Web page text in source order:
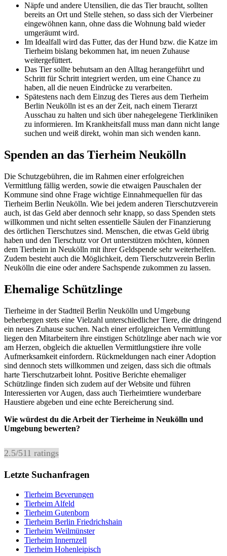
Näpfe und andere Utensilien, die das Tier braucht, sollten
bereits an Ort und Stelle stehen, so dass sich der Vierbeiner
eingewöhnen kann, ohne dass die Wohnung bald wieder
umgeräumt wird.
Im Idealfall wird das Futter, das der Hund bzw. die Katze im
Tierheim bislang bekommen hat, im neuen Zuhause
weitergefüttert.
Das Tier sollte behutsam an den Alltag herangeführt und
Schritt für Schritt integriert werden, um eine Chance zu
haben, all die neuen Eindrücke zu verarbeiten.
Spätestens nach dem Einzug des Tieres aus dem Tierheim
Berlin Neukölln ist es an der Zeit, nach einem Tierarzt
Ausschau zu halten und sich über nahegelegene Tierkliniken
zu informieren. Im Krankheitsfall muss man dann nicht lange
suchen und weiß direkt, wohin man sich wenden kann.
Spenden an das Tierheim Neukölln
Die Schutzgebühren, die im Rahmen einer erfolgreichen
Vermittlung fällig werden, sowie die etwaigen Pauschalen der
Kommune sind ohne Frage wichtige Einnahmequellen für das
Tierheim Berlin Neukölln. Wie bei jedem anderen Tierschutzverein
auch, ist das Geld aber dennoch sehr knapp, so dass Spenden stets
willkommen und nicht selten essentielle Säulen der Finanzierung
des örtlichen Tierschutzes sind. Menschen, die etwas Geld übrig
haben und den Tierschutz vor Ort unterstützen möchten, können
dem Tierheim in Neukölln mit ihrer Geldspende sehr weiterhelfen.
Zudem besteht auch die Möglichkeit, dem Tierschutzverein Berlin
Neukölln die eine oder andere Sachspende zukommen zu lassen.
Ehemalige Schützlinge
Tierheime in der Stadtteil Berlin Neukölln und Umgebung
beherbergen stets eine Vielzahl unterschiedlicher Tiere, die dringend
ein neues Zuhause suchen. Nach einer erfolgreichen Vermittlung
liegen den Mitarbeitern ihre einstigen Schützlinge aber nach wie vor
am Herzen, obgleich die aktuellen Vermittlungstiere ihre volle
Aufmerksamkeit einfordern. Rückmeldungen nach einer Adoption
sind dennoch stets willkommen und zeigen, dass sich die oftmals
harte Tierschutzarbeit lohnt. Positive Berichte ehemaliger
Schützlinge finden sich zudem auf der Website und führen
Interessierten vor Augen, dass auch Tierheimtiere wunderbare
Haustiere abgeben und eine echte Bereicherung sind.
Wie würdest du die Arbeit der Tierheime in Neukölln und
Umgebung bewerten?
2.5/511 ratings
Letzte Suchanfragen
Tierheim Beverungen
Tierheim Alfeld
Tierheim Gutenborn
Tierheim Berlin Friedrichshain
Tierheim Weilmünster
Tierheim Innernzell
Tierheim Hohenleipisch